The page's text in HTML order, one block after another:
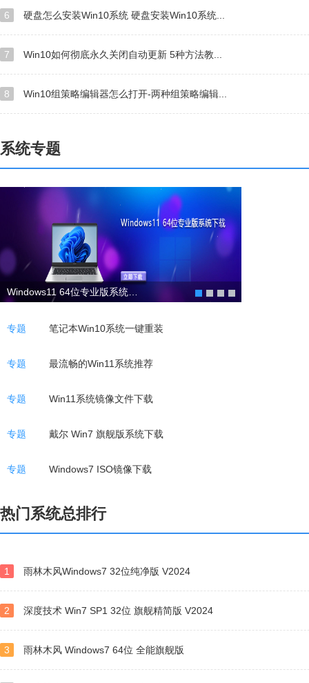
6 硬盘怎么安装Win10系统 硬盘安装Win10系统...
7 Win10如何彻底永久关闭自动更新 5种方法教...
8 Win10组策略编辑器怎么打开-两种组策略编辑...
系统专题
专题 笔记本Win10系统一键重装
专题 最流畅的Win11系统推荐
专题 Win11系统镜像文件下载
专题 戴尔 Win7 旗舰版系统下载
专题 Windows7 ISO镜像下载
热门系统总排行
1 雨林木风Windows7 32位纯净版 V2024
2 深度技术 Win7 SP1 32位 旗舰精简版 V2024
3 雨林木风 Windows7 64位 全能旗舰版